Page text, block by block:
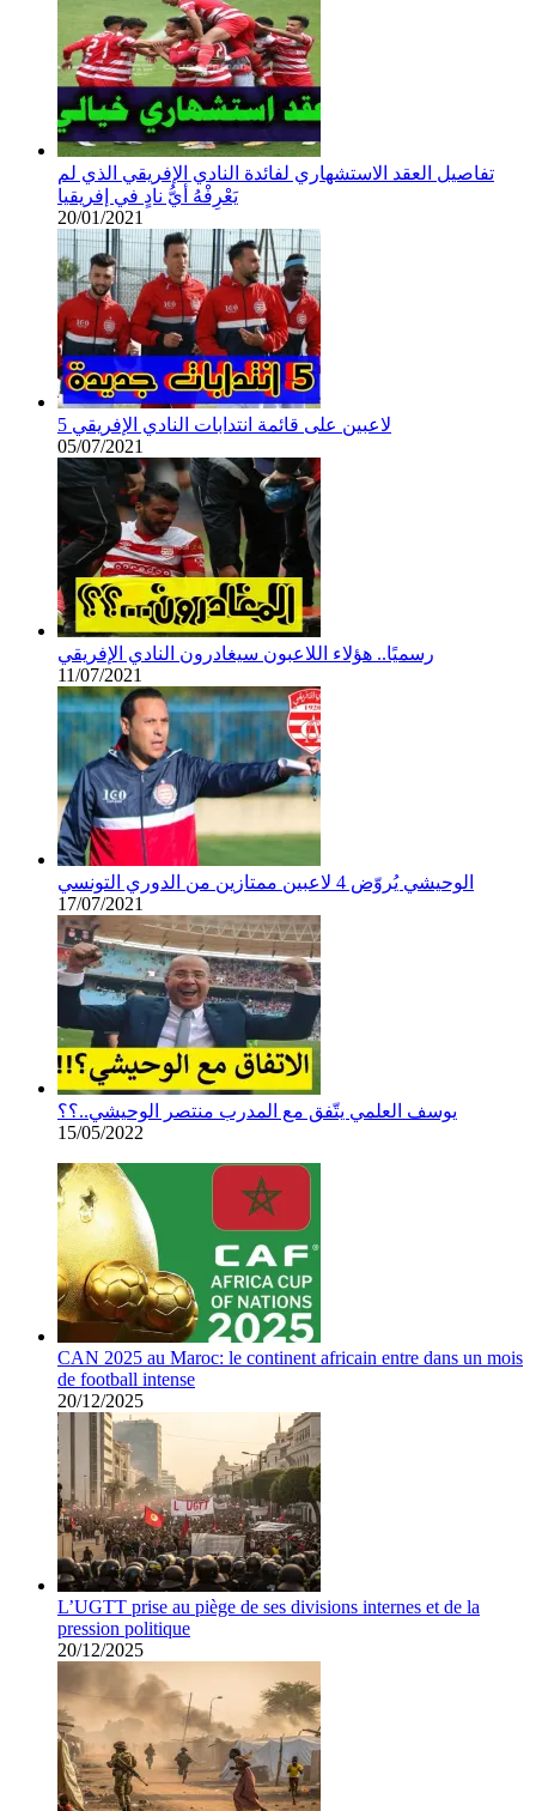
تفاصيل العقد الاستشهاري لفائدة النادي الإفريقي الذي لم
يَعْرِفْهُ أيُّ نادٍ في إفريقيا
20/01/2021
5 لاعبين على قائمة انتدابات النادي الإفريقي
05/07/2021
رسميًا.. هؤلاء اللاعبون سيغادرون النادي الإفريقي
11/07/2021
الوحيشي يُروّض 4 لاعبين ممتازين من الدوري التونسي
17/07/2021
يوسف العلمي يتّفق مع المدرب منتصر الوحيشي..؟؟
15/05/2022
CAN 2025 au Maroc: le continent africain entre dans un mois
de football intense
20/12/2025
L’UGTT prise au piège de ses divisions internes et de la
pression politique
20/12/2025